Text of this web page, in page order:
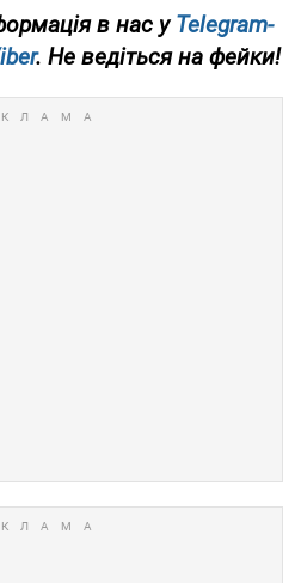
в нас уTelegram-
. Не ведіться на фейки!